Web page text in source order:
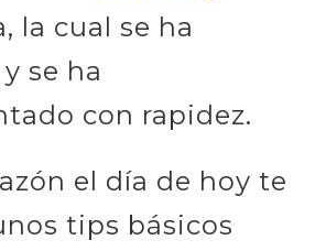
la cual se ha
se ha
con rapidez.
el día de hoy te
tips básicos